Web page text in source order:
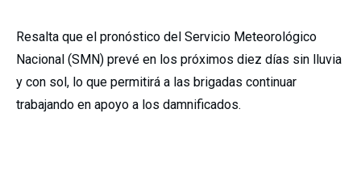
Resalta que el pronóstico del Servicio Meteorológico
Nacional (SMN) prevé en los próximos diez días sin lluvia
y con sol, lo que permitirá a las brigadas continuar
trabajando en apoyo a los damnificados.